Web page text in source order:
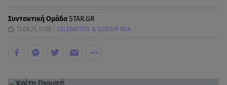
Συντακτική ΟμάδαSTAR.GR
13.06.21, 11:06 CELEBRITIES & GOSSIP ΝΕΑ